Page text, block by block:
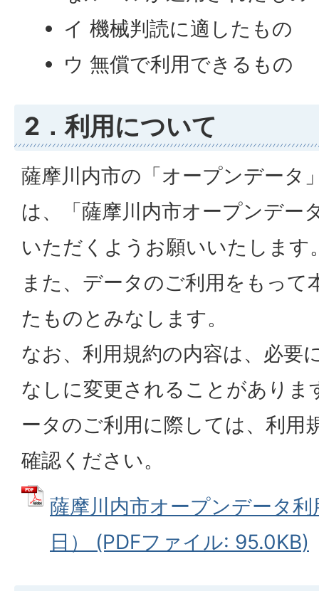
イ 機械判読に適したもの
ウ 無償で利用できるもの
2．利用について
薩摩川内市の「オープンデータ
は、「薩摩川内市オープンデー
いただくようお願いいたします
また、データのご利用をもって
たものとみなします。
なお、利用規約の内容は、必要
なしに変更されることがありま
ータのご利用に際しては、利用
確認ください。
薩摩川内市オープンデータ
日） (PDFファイル: 95.0KB)